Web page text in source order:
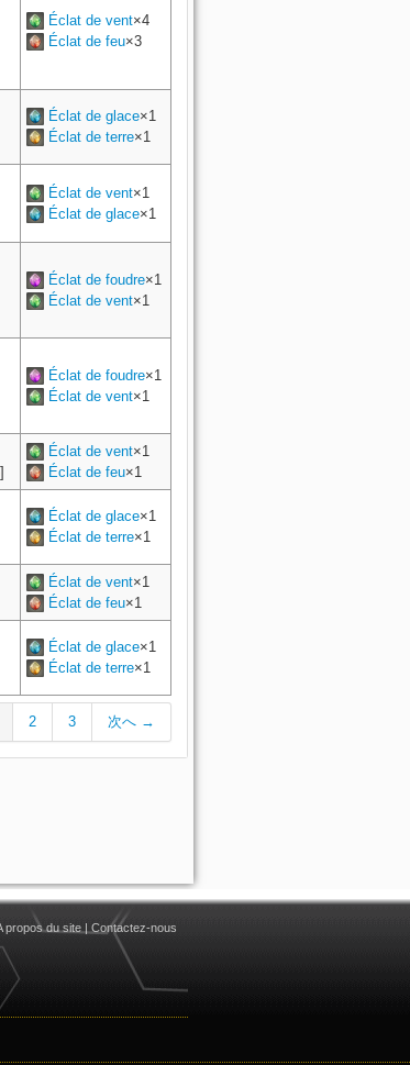
Éclat de vent×4
Éclat de feu×3
Éclat de glace×1
Éclat de terre×1
Éclat de vent×1
Éclat de glace×1
Éclat de foudre×1
Éclat de vent×1
Éclat de foudre×1
Éclat de vent×1
]
Éclat de vent×1
Éclat de feu×1
Éclat de glace×1
Éclat de terre×1
Éclat de vent×1
Éclat de feu×1
Éclat de glace×1
Éclat de terre×1
2 3 次へ →
propos du site | Contactez-nous